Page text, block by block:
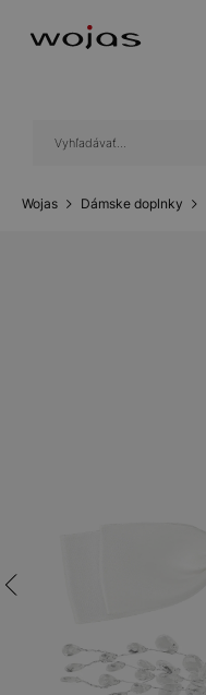
Wojas Dámske doplnky